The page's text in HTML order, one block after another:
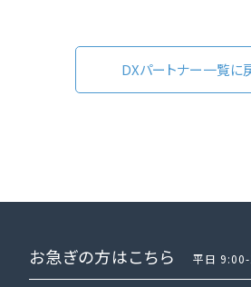
DXパートナー一覧に
お急ぎの方はこちら 平日